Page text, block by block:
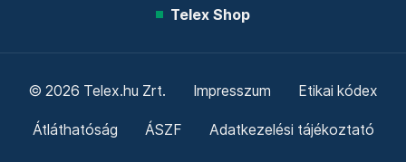
Telex Shop
© 2026 Telex.hu Zrt. Impresszum Etikai kódex
Átláthatóság ÁSZF Adatkezelési tájékoztató